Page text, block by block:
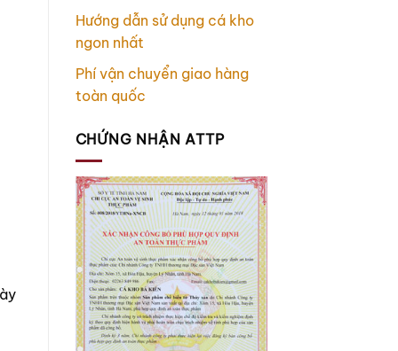
Hướng dẫn sử dụng cá kho
ngon nhất
Phí vận chuyển giao hàng
toàn quốc
CHỨNG NHẬN ATTP